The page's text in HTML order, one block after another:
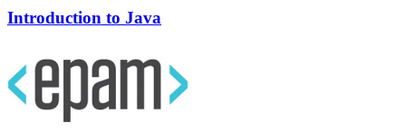
Introduction to Java